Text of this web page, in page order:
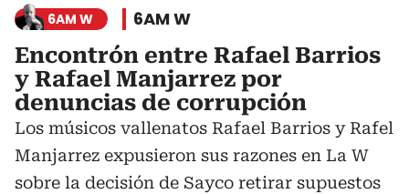
6AM W 6AM W
Encontrón entre Rafael Barrios
y Rafael Manjarrez por
denuncias de corrupción
Los músicos vallenatos Rafael Barrios y Rafel
Manjarrez expusieron sus razones en La W
sobre la decisión de Sayco retirar supuestos